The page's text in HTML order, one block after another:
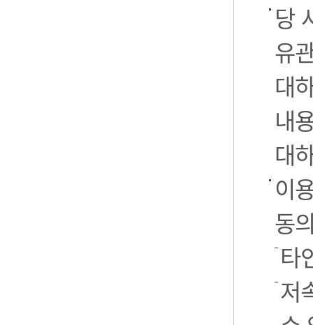
당
유
대
내
대
이
동
타
저